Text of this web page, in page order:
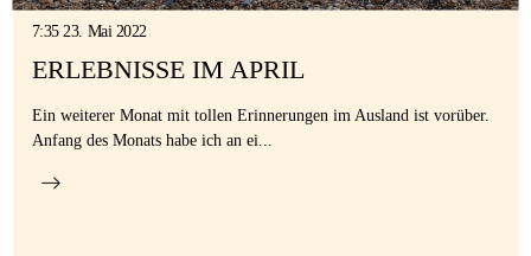
7:35 23. Mai 2022
ERLEBNISSE IM APRIL
Ein weiterer Monat mit tollen Erinnerungen im Ausland ist vorüber.
Anfang des Monats habe ich an ei...